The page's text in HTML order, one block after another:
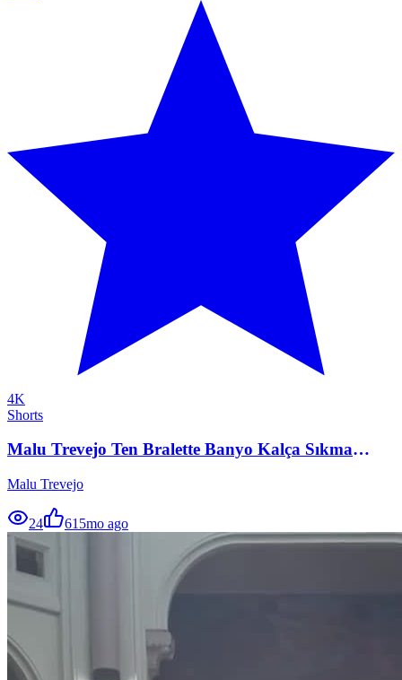
4K
Shorts
Malu Trevejo Ten Bralette Banyo Kalça Sıkma
Malu Trevejo
24 61 5mo ago